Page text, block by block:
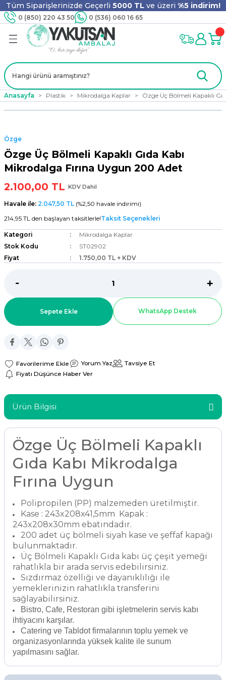
Tüm Siparişlerinizde Geçerli 5000 TLve üzeri %5 indirim!
0 (850) 220 43 50 0 (536) 060 16 65
Geri Dön
Geri Dön
Ürünleri
Geri Dön
Geri Dön
Tahta Karıştırıcı
Geri Dön
Geri Dön
Geri Dön
Geri Dön
Anasayfa Plastik Mikrodalga Kaplar Özge Üç Bölmeli Kapaklı
Özge
Özge Üç Bölmeli Kapaklı Gıda Kabı
Mikrodalga Fırına Uygun 200 Adet
2.100,00 TL KDV Dahil
Havale ile: 2.047,50 TL (%2,50 havale indirimi)
214,95 TL den başlayan taksitlerle!Taksit Seçenekleri
Kategori
Mikrodalga Kaplar
Stok Kodu
ST02902
Fiyat
1.750,00 TL + KDV
Sepete Ekle WhatsApp Destek
Yorum Yaz
Tavsiye Et
Fiyatı Düşünce Haber Ver
Ürün Bilgisi
Özge Üç Bölmeli Kapaklı
Gıda Kabı Mikrodalga
Fırına Uygun
Polipropilen (PP) malzemeden üretilmiştir.
Kase : 243x208x41,5mm Kapak :
243x208x30mm ebatındadır.
200 adet üç bölmeli siyah kase ve şeffaf kapağı
bulunmaktadır.
Üç Bölmeli Kapaklı Gıda kabı üç çeşit yemeği
rahatlıkla bir arada servis edebilirsiniz.
Sızdırmaz özelliği ve dayanıklılığı ile
yemeklerinizin rahatlıkla transferini
sağlayabilirsiniz.
Bistro, Cafe, Restoran gibi işletmelerin servis kabı
ihtiyacını karşılar.
Catering ve Tabldot firmalarının toplu yemek ve
organizasyonlarında yüksek kalite ile sunum
yapılmasını sağlar.